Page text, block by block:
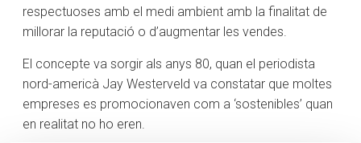
respectuoses amb el medi ambient amb la finalitat de
millorar la reputació o d’augmentar les vendes.
El concepte va sorgir als anys 80, quan el periodista
nord-americà Jay Westerveld va constatar que moltes
empreses es promocionaven com a ‘sostenibles’ quan
en realitat no ho eren.